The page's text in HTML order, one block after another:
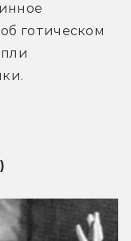
готическом